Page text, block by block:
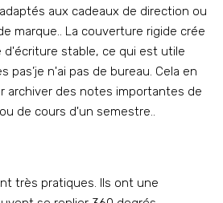
aux cadeaux de direction ou
marque.. La couverture rigide crée
stable, ce qui est utile
pas’je n'ai pas de bureau. Cela en
archiver des notes importantes de
de cours d'un semestre..
très pratiques. Ils ont une